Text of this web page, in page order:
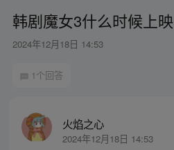
韩剧魔女3什么时候上映
2024年12月18日 14:53
1个回答
火焰之心
2024年12月18日 14:53